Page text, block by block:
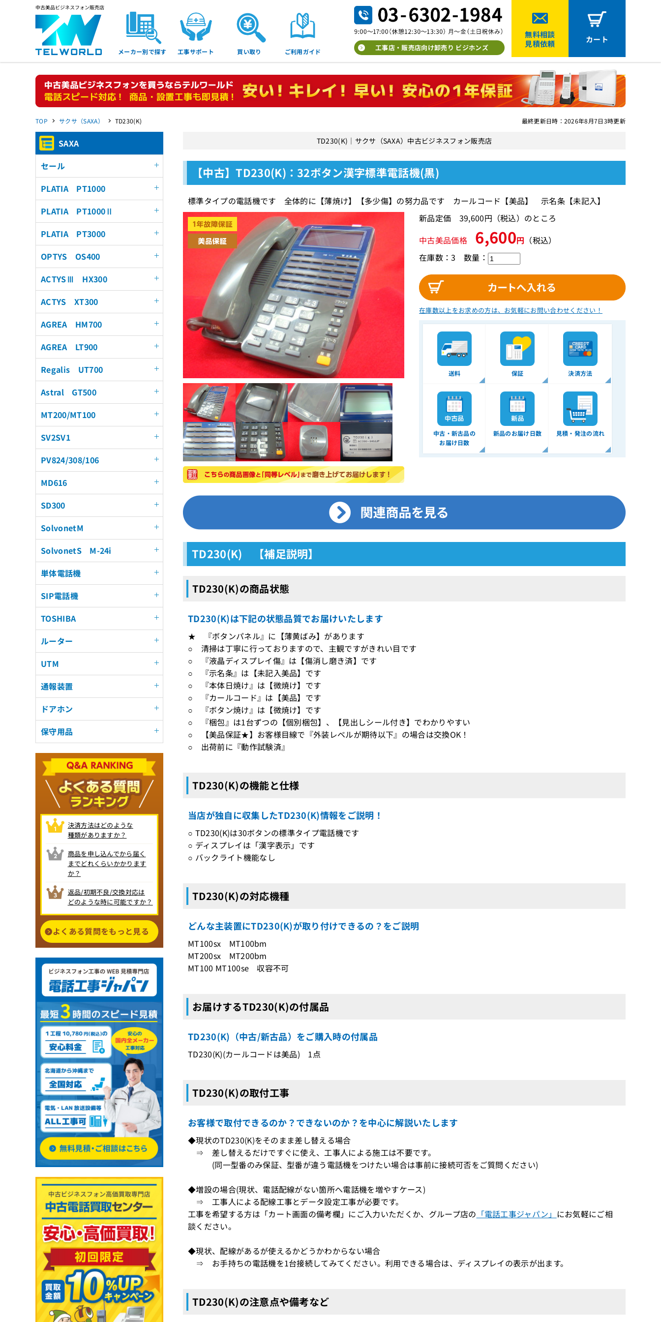
中古美品ビジネスフォン販売店
メーカー別で探す 工事サポート 買い取り ご利用ガイド 工事店・販売店向け卸売り ビジホンズ
無料相談
見積依頼
カート
最終更新日時：2026年8月7日3時更新
TOP サクサ（SAXA） TD230(K)
TD230(K)｜サクサ（SAXA）中古ビジネスフォン販売店
【中古】TD230(K)：32ボタン漢字標準電話機(黒)
標準タイプの電話機です 全体的に【薄焼け】【多少傷】の努力品です カールコード【美品】 示名条【未記入】
新品定価 39,600円（税込）のところ
中古美品価格 6,600円 （税込）
在庫数：3 数量：
在庫数以上をお求めの方は、 お気軽にお問い合わせください！
送料 保証 決済方法
中古・新古品の
お届け日数
新品のお届け日数 見積・発注の流れ
TD230(K) 【補足説明】
TD230(K)の商品状態
TD230(K)は下記の状態品質でお届けいたします
★ 『ボタンパネル』に【薄黄ばみ】があります
○ 清掃は丁寧に行っておりますので、主観ですがきれい目です
○ 『液晶ディスプレイ傷』は【傷消し磨き済】です
○ 『示名条』は【未記入美品】です
○ 『本体日焼け』は【微焼け】です
○ 『カールコード』は【美品】です
○ 『ボタン焼け』は【微焼け】です
○ 『梱包』は1台ずつの【個別梱包】、【見出しシール付き】でわかりやすい
○ 【美品保証★】お客様目線で『外装レベルが期待以下』の場合は交換OK！
○ 出荷前に『動作試験済』
TD230(K)の機能と仕様
当店が独自に収集したTD230(K)情報をご説明！
○ TD230(K)は30ボタンの標準タイプ電話機です
○ ディスプレイは「漢字表示」です
○ バックライト機能なし
TD230(K)の対応機種
どんな主装置にTD230(K)が取り付けできるの？をご説明
MT100sx MT100bm
MT200sx MT200bm
MT100 MT100se 収容不可
お届けするTD230(K)の付属品
TD230(K)（中古/新古品）をご購入時の付属品
TD230(K)(カールコードは美品) 1点
TD230(K)の取付工事
お客様で取付できるのか？できないのか？を中心に解説いたします
◆現状のTD230(K)をそのまま差し替える場合
⇒ 差し替えるだけですぐに使え、工事人による施工は不要です。
(同一型番のみ保証、型番が違う電話機をつけたい場合は事前に接続可否をご質問ください)
◆増設の場合(現状、電話配線がない箇所へ電話機を増やすケース)
⇒ 工事人による配線工事とデータ設定工事が必要です。
工事を希望する方は「カート画面の備考欄」にご入力いただくか、グループ店の 「電話工事ジャパン」 にお気軽にご相
談ください。
◆現状、配線があるが使えるかどうかわからない場合
⇒ お手持ちの電話機を1台接続してみてください。利用できる場合は、ディスプレイの表示が出ます。
TD230(K)の注意点や備考など
SAXA
セール
PLATIA PT1000
PLATIA PT1000Ⅱ
PLATIA PT3000
OPTYS OS400
ACTYSⅢ HX300
ACTYS XT300
AGREA HM700
AGREA LT900
Regalis UT700
Astral GT500
MT200/MT100
SV2SV1
PV824/308/106
MD616
SD300
SolvonetM
SolvonetS M-24i
単体電話機
SIP電話機
TOSHIBA
ルーター
UTM
通報装置
ドアホン
保守用品
決済方法はどのような
種類がありますか？
商品を申し込んでから届く
までどれくらいかかります
か？
返品/初期不良/交換対応は
どのような時に可能ですか？
よくある質問をもっと見る